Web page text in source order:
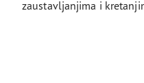
zaustavljanjima i